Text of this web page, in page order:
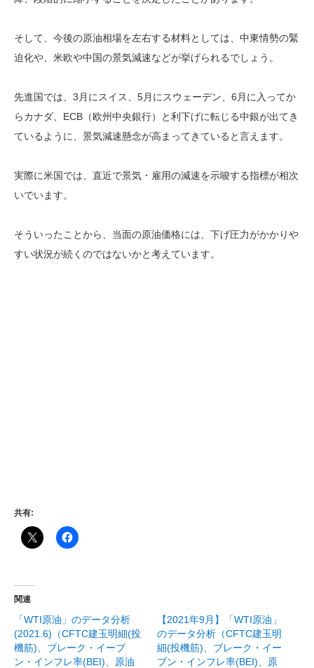
そして、今後の原油相場を左右する材料としては、中東情勢の緊
迫化や、米欧や中国の景気減速などが挙げられるでしょう。
先進国では、3月にスイス、5月にスウェーデン、6月に入ってか
らカナダ、ECB（欧州中央銀行）と利下げに転じる中銀が出てき
ているように、景気減速懸念が高まってきていると言えます。
実際に米国では、直近で景気・雇用の減速を示唆する指標が相次
いでいます。
そういったことから、当面の原油価格には、下げ圧力がかかりや
すい状況が続くのではないかと考えています。
共有:
関連
「WTI原油」のデータ分析
(2021.6)（CFTC建玉明細(投
機筋)、ブレーク・イーブ
ン・インフレ率(BEI)、原油
【2021年9月】「WTI原油」
のデータ分析（CFTC建玉明
細(投機筋)、ブレーク・イー
ブン・インフレ率(BEI)、原